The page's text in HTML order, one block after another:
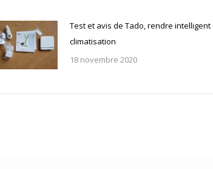
Test et avis de Tado, rendre intelligent
climatisation
18 novembre 2020